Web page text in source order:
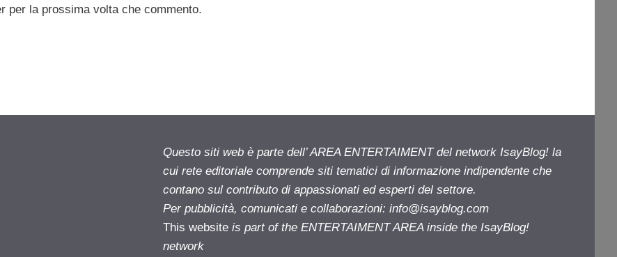
per la prossima volta che commento.
Questo siti web è parte dell’ AREA ENTERTAIMENT del network IsayBlog! la
cui rete editoriale comprende siti tematici di informazione indipendente che
contano sul contributo di appassionati ed esperti del settore.
Per pubblicità, comunicati e collaborazioni: info@isayblog.com
This website is part of the ENTERTAIMENT AREA inside the IsayBlog!
network